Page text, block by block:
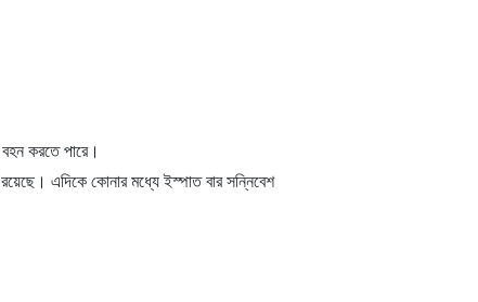
বহন করতে পারে।
এদিকে কোনার মধ্যে ইস্পাত বার সন্নিবেশ